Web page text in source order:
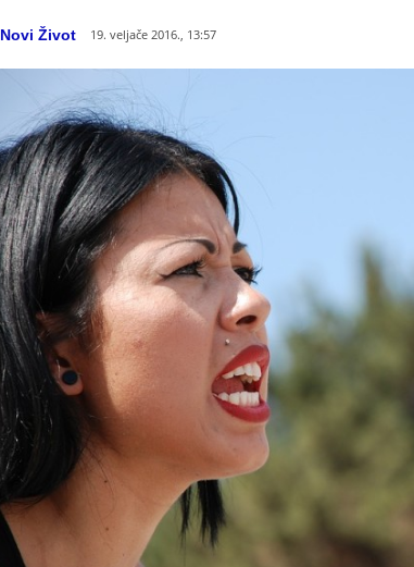
Novi Život 19. veljače 2016., 13:57